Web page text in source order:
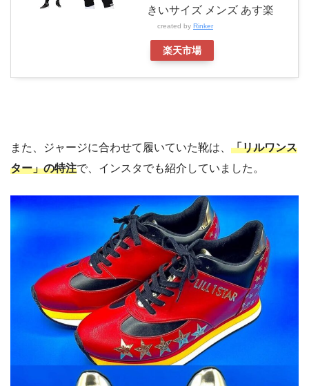
きいサイズ メンズ あす楽
created by Rinker
楽天市場
また、ジャージに合わせて履いていた靴は、 「リルワンス
ター」の特注で、インスタでも紹介していました。